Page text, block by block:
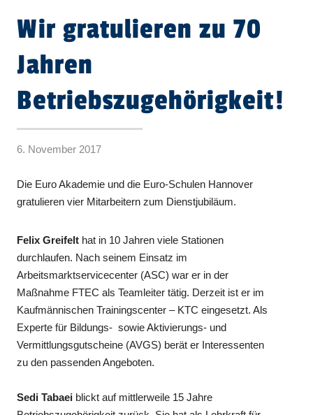
Wir gratulieren zu 70
Jahren
Betriebszugehörigkeit!
6. November 2017
Die Euro Akademie und die Euro-Schulen Hannover
gratulieren vier Mitarbeitern zum Dienstjubiläum.
Felix Greifelt hat in 10 Jahren viele Stationen
durchlaufen. Nach seinem Einsatz im
Arbeitsmarktservicecenter (ASC) war er in der
Maßnahme FTEC als Teamleiter tätig. Derzeit ist er im
Kaufmännischen Trainingscenter – KTC eingesetzt. Als
Experte für Bildungs- sowie Aktivierungs- und
Vermittlungsgutscheine (AVGS) berät er Interessenten
zu den passenden Angeboten.
Sedi Tabaei blickt auf mittlerweile 15 Jahre